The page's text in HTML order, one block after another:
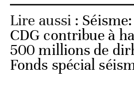
Lire aussi :
CDG contribue à
500 millions de
Fonds spécial